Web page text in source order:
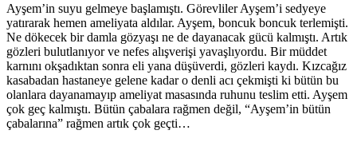
Ayşem’in suyu gelmeye başlamıştı. Görevliler Ayşem’i sedyeye
yatırarak hemen ameliyata aldılar. Ayşem, boncuk boncuk terlemişti.
Ne dökecek bir damla gözyaşı ne de dayanacak gücü kalmıştı. Artık
gözleri bulutlanıyor ve nefes alışverişi yavaşlıyordu. Bir müddet
karnını okşadıktan sonra eli yana düşüverdi, gözleri kaydı. Kızcağız
kasabadan hastaneye gelene kadar o denli acı çekmişti ki bütün bu
olanlara dayanamayıp ameliyat masasında ruhunu teslim etti. Ayşem
çok geç kalmıştı. Bütün çabalara rağmen değil, “Ayşem’in bütün
çabalarına” rağmen artık çok geçti…